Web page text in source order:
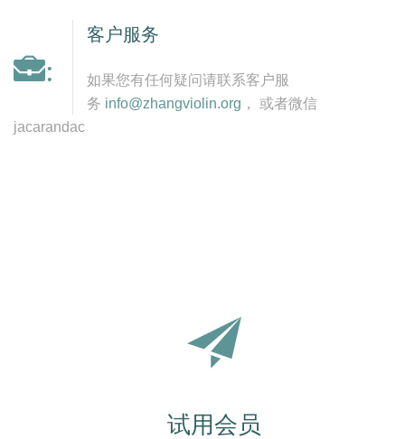
:
客户服务
如果您有任何疑问请联系客户服
务 info@zhangviolin.org ， 或者微信
jacarandac
试用会员